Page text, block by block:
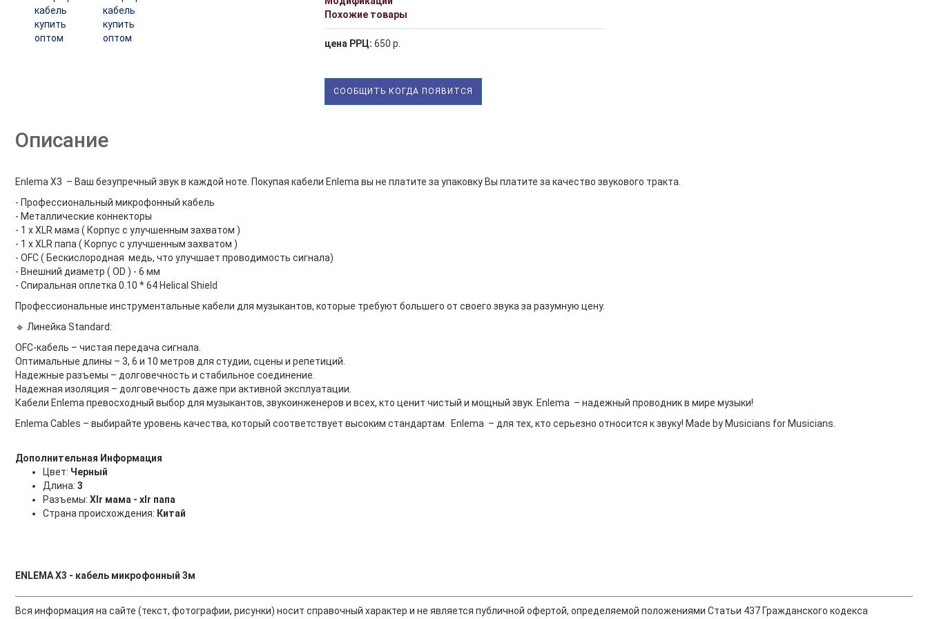
Похожие товары
цена РРЦ: 650 р.
СООБЩИТЬ КОГДА ПОЯВИТСЯ
Описание
Enlema X3 – Ваш безупречный звук в каждой ноте. Покупая кабели Enlema вы не платите за упаковку Вы платите за качество звукового тракта.
- Профессиональный микрофонный кабель
- Металлические коннекторы
- 1 x XLR мама ( Корпус с улучшенным захватом )
- 1 x XLR папа ( Корпус с улучшенным захватом )
- OFC ( Бескислородная медь, что улучшает проводимость сигнала)
- Внешний диаметр ( OD ) - 6 мм
- Cпиральная оплетка 0.10 * 64 Helical Shield
Профессиональные инструментальные кабели для музыкантов, которые требуют большего от своего звука за разумную цену.
🔹 Линейка Standard:
OFC-кабель – чистая передача сигнала.
Оптимальные длины – 3, 6 и 10 метров для студии, сцены и репетиций.
Надежные разъемы – долговечность и стабильное соединение.
Надежная изоляция – долговечность даже при активной эксплуатации.
Кабели Enlema превосходный выбор для музыкантов, звукоинженеров и всех, кто ценит чистый и мощный звук. Enlema – надежный проводник в мире музыки!
Enlema Cables – выбирайте уровень качества, который соответствует высоким стандартам. Enlema – для тех, кто серьезно относится к звуку! Made by Musicians for Musicians.
Дополнительная Информация
Цвет: Черный
Длина: 3
Разъемы: Xlr мама - xlr папа
Страна происхождения: Китай
ENLEMA X3 - кабель микрофонный 3м
Вся информация на сайте (текст, фотографии, рисунки) носит справочный характер и не является публичной офертой, определяемой положениями Статьи 437 Гражданского кодекса